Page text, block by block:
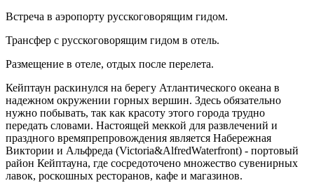
Встреча в аэропорту русскоговорящим гидом.
Трансфер с русскоговорящим гидом в отель.
Размещение в отеле, отдых после перелета.
Кейптаун раскинулся на берегу Атлантического океана в
надежном окружении горных вершин. Здесь обязательно
нужно побывать, так как красоту этого города трудно
передать словами. Настоящей меккой для развлечений и
праздного времяпрепровождения является Набережная
Виктории и Альфреда (Victoria&AlfredWaterfront) - портовый
район Кейптауна, где сосредоточено множество сувенирных
лавок, роскошных ресторанов, кафе и магазинов.